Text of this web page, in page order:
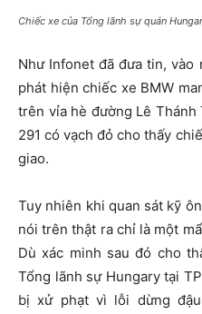
Chiếc xe của Tổng lãnh sự quán
Như Infonet đã đưa tin,
phát hiện chiếc xe BMW
trên vỉa hè đường Lê Thánh
291 có vạch đỏ cho thấy
giao.
Tuy nhiên khi quan sát kỹ
nói trên thật ra chỉ là một
Dù xác minh sau đó cho
Tổng lãnh sự Hungary tại
bị xử phạt vì lỗi dừng